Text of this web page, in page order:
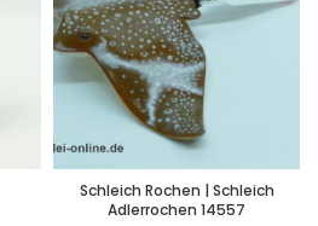
Schleich Rochen | Schleich
Adlerrochen 14557